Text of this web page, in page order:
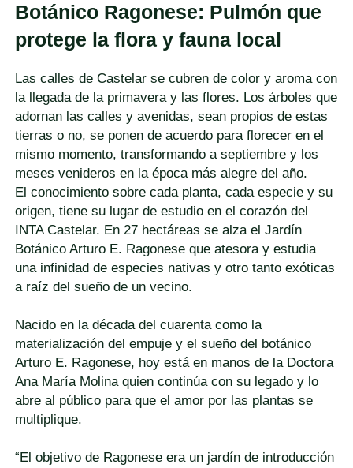
Botánico Ragonese: Pulmón que
protege la flora y fauna local
Las calles de Castelar se cubren de color y aroma con
la llegada de la primavera y las flores. Los árboles que
adornan las calles y avenidas, sean propios de estas
tierras o no, se ponen de acuerdo para florecer en el
mismo momento, transformando a septiembre y los
meses venideros en la época más alegre del año.
El conocimiento sobre cada planta, cada especie y su
origen, tiene su lugar de estudio en el corazón del
INTA Castelar. En 27 hectáreas se alza el Jardín
Botánico Arturo E. Ragonese que atesora y estudia
una infinidad de especies nativas y otro tanto exóticas
a raíz del sueño de un vecino.
Nacido en la década del cuarenta como la
materialización del empuje y el sueño del botánico
Arturo E. Ragonese, hoy está en manos de la Doctora
Ana María Molina quien continúa con su legado y lo
abre al público para que el amor por las plantas se
multiplique.
“El objetivo de Ragonese era un jardín de introducción